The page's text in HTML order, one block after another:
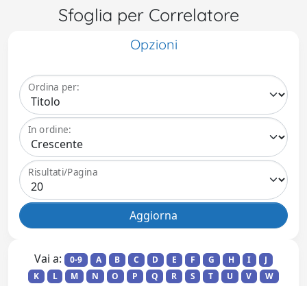
Sfoglia per Correlatore
Opzioni
Ordina per:
In ordine:
Risultati/Pagina
Vai a: 0-9 A B C D E F G H I
J
K
L M N O P Q R S T U V
W